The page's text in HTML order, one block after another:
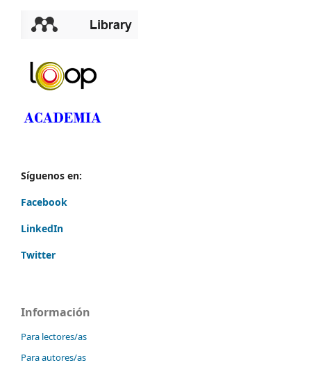
Síguenos en:
Facebook
LinkedIn
Twitter
Información
Para lectores/as
Para autores/as